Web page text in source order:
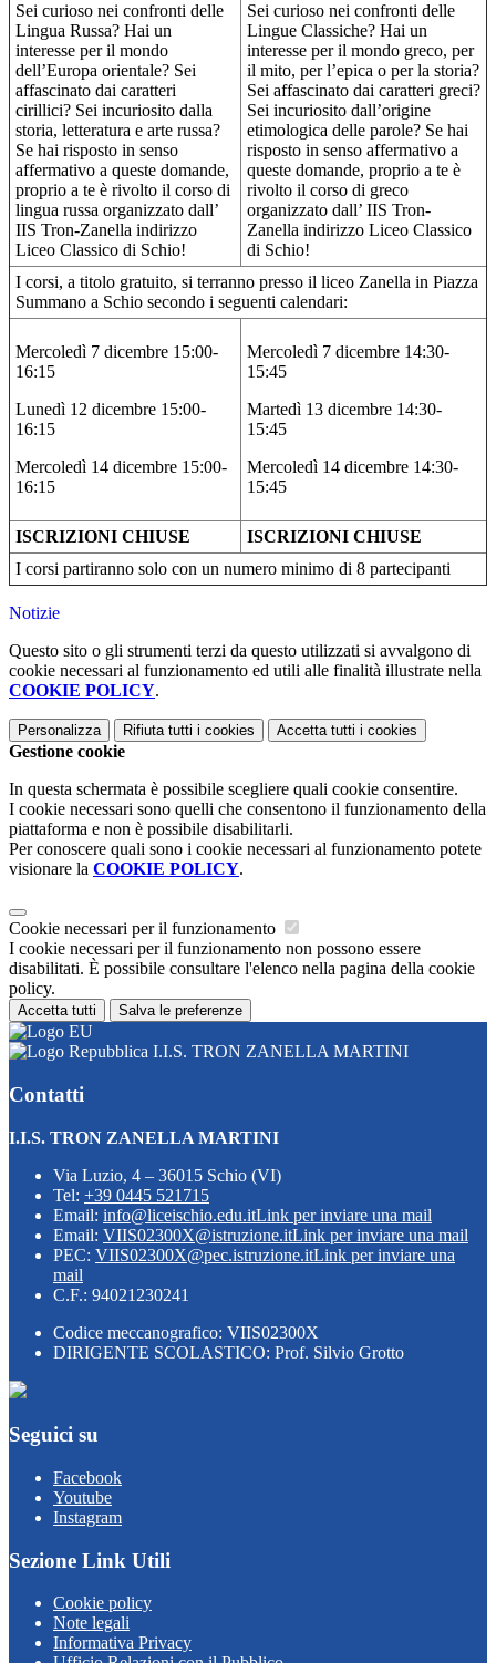
Sei curioso nei confronti delle
Lingua Russa? Hai un
interesse per il mondo
dell’Europa orientale? Sei
affascinato dai caratteri
cirillici? Sei incuriosito dalla
storia, letteratura e arte russa?
Se hai risposto in senso
affermativo a queste domande,
proprio a te è rivolto il corso di
lingua russa organizzato dall’
IIS Tron-Zanella indirizzo
Liceo Classico di Schio!
Sei curioso nei confronti delle
Lingue Classiche? Hai un
interesse per il mondo greco, per
il mito, per l’epica o per la storia?
Sei affascinato dai caratteri greci?
Sei incuriosito dall’origine
etimologica delle parole? Se hai
risposto in senso affermativo a
queste domande, proprio a te è
rivolto il corso di greco
organizzato dall’ IIS Tron-
Zanella indirizzo Liceo Classico
di Schio!
I corsi, a titolo gratuito, si terranno presso il liceo Zanella in Piazza
Summano a Schio secondo i seguenti calendari:
Mercoledì 7 dicembre 15:00-
16:15
Lunedì 12 dicembre 15:00-
16:15
Mercoledì 14 dicembre 15:00-
16:15
Mercoledì 7 dicembre 14:30-
15:45
Martedì 13 dicembre 14:30-
15:45
Mercoledì 14 dicembre 14:30-
15:45
ISCRIZIONI CHIUSE
ISCRIZIONI CHIUSE
I corsi partiranno solo con un numero minimo di 8 partecipanti
Notizie
Questo sito o gli strumenti terzi da questo utilizzati si avvalgono di
cookie necessari al funzionamento ed utili alle finalità illustrate nella
COOKIE POLICY.
Personalizza Rifiuta tutti i cookies Accetta tutti i cookies
Gestione cookie
In questa schermata è possibile scegliere quali cookie consentire.
I cookie necessari sono quelli che consentono il funzionamento della
piattaforma e non è possibile disabilitarli.
Per conoscere quali sono i cookie necessari al funzionamento potete
visionare la COOKIE POLICY.
Cookie necessari per il funzionamento
I cookie necessari per il funzionamento non possono essere
disabilitati. È possibile consultare l'elenco nella pagina della cookie
policy.
Accetta tutti Salva le preferenze
I.I.S. TRON ZANELLA MARTINI
Contatti
I.I.S. TRON ZANELLA MARTINI
Via Luzio, 4 – 36015 Schio (VI)
Tel: +39 0445 521715
Email: info@liceischio.edu.itLink per inviare una mail
Email: VIIS02300X@istruzione.itLink per inviare una mail
PEC: VIIS02300X@pec.istruzione.itLink per inviare una
mail
C.F.: 94021230241
Codice meccanografico: VIIS02300X
DIRIGENTE SCOLASTICO: Prof. Silvio Grotto
Seguici su
Facebook
Youtube
Instagram
Sezione Link Utili
Cookie policy
Note legali
Informativa Privacy